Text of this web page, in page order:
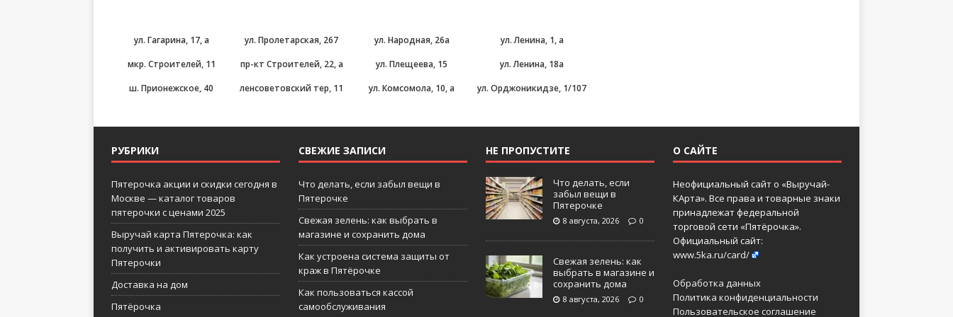
ул. Гагарина, 17, а ул. Пролетарская, 267 ул. Народная, 26а
ул. Ленина, 1, а
мкр. Строителей, 11
пр-кт Строителей, 22, а ул. Плещеева, 15
ул. Ленина, 18а
ш. Прионежское, 40
ленсоветовский тер, 11 ул. Комсомола, 10, а ул. Орджоникидзе, 1/107
РУБРИКИ
Пятерочка акции и скидки сегодня в
Москве — каталог товаров
пятерочки с ценами 2025
Выручай карта Пятерочка: как
получить и активировать карту
Пятерочки
Доставка на дом
Пятёрочка
СВЕЖИЕ ЗАПИСИ
Что делать, если забыл вещи в
Пятерочке
Свежая зелень: как выбрать в
магазине и сохранить дома
Как устроена система защиты от
краж в Пятёрочке
Как пользоваться кассой
самообслуживания
НЕ ПРОПУСТИТЕ
Что делать, если
забыл вещи в
Пятерочке
8 августа, 2026 0
Свежая зелень: как
выбрать в магазине и
сохранить дома
8 августа, 2026 0
О САЙТЕ
Неофициальный сайт о «Выручай-
КАрта». Все права и товарные знаки
принадлежат федеральной
торговой сети «Пятёрочка».
Официальный сайт:
www.5ka.ru/card/
Обработка данных
Политика конфиденциальности
Пользовательское соглашение